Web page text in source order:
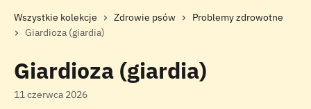
Wszystkie kolekcje Zdrowie psów
Problemy zdrowotne
Giardioza (giardia)
Giardioza (giardia)
11 czerwca 2026